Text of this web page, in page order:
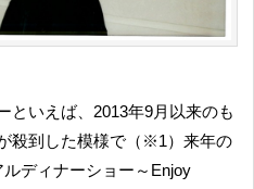
殺到した模様で（※1）来年の
ディナーショー～Enjoy